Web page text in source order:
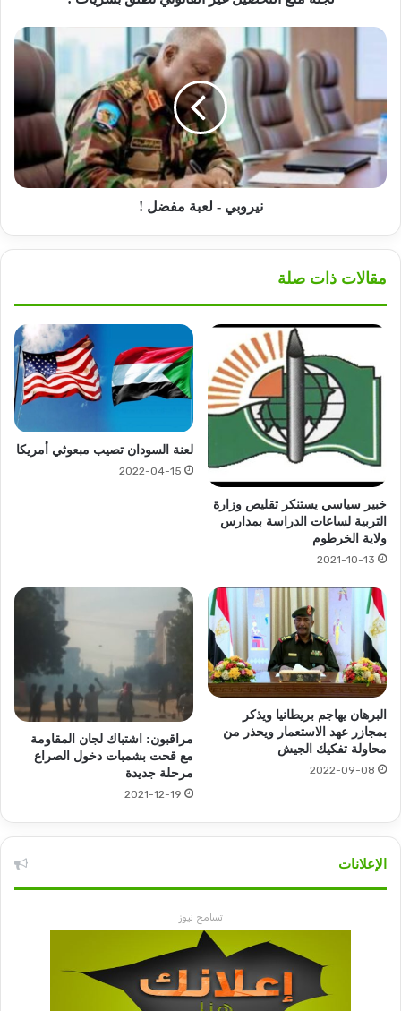
نيروبي
!
نيروبي - لعبة مفضل !
مقالات ذات صلة
خبير سياسي يستنكر تقليص وزارة
التربية لساعات الدراسة بمدارس
ولاية الخرطوم
2021-10-13
لعنة السودان تصيب مبعوثي أمريكا
2022-04-15
البرهان يهاجم بريطانيا ويذكر
بمجازر عهد الاستعمار ويحذر من
محاولة تفكيك الجيش
2022-09-08
مراقبون: اشتباك لجان المقاومة
مع قحت بشمبات دخول الصراع
مرحلة جديدة
2021-12-19
الإعلانات
تسامح نيوز